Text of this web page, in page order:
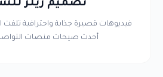
تصميم ريلز
فيديوهات قصيرة جذابة واحترافية تلفت
أحدث صيحات منصات التواصل